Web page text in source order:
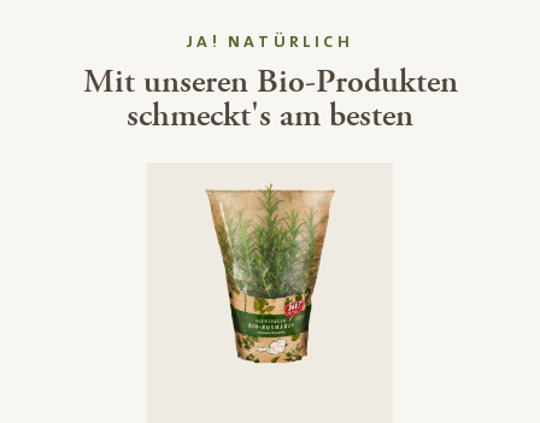
JA! NATÜRLICH
Mit unseren Bio-Produkten
schmeckt's am besten